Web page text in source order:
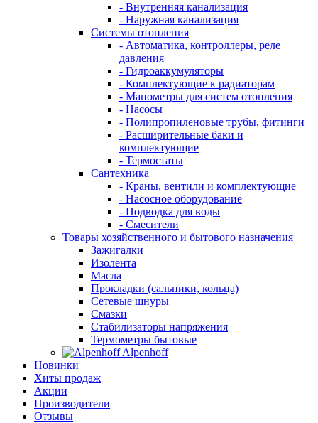
- Внутренняя канализация
- Наружная канализация
Системы отопления
- Автоматика, контроллеры, реле
давления
- Гидроаккумуляторы
- Комплектующие к радиаторам
- Манометры для систем отопления
- Насосы
- Полипропиленовые трубы, фитинги
- Расширительные баки и
комплектующие
- Термостаты
Сантехника
- Краны, вентили и комплектующие
- Насосное оборудование
- Подводка для воды
- Смесители
Товары хозяйственного и бытового назначения
Зажигалки
Изолента
Масла
Прокладки (сальники, кольца)
Сетевые шнуры
Смазки
Стабилизаторы напряжения
Термометры бытовые
Alpenhoff
Новинки
Хиты продаж
Акции
Производители
Отзывы